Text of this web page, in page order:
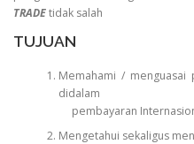
TRADEtidak salah
TUJUAN
Memahami / menguasai
didalam
pembayaran
Mengetahui sekaligus